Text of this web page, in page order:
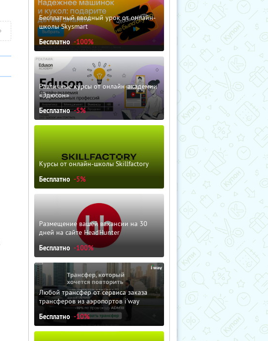
Бесплатный вводный урок от онлайн-
школы Skysmart
Бесплатно -100%
Различные курсы от онлайн-академии
«Эдюсон»
Бесплатно -5%
Курсы от онлайн-школы Skillfactory
Бесплатно -5%
Размещение вашей вакансии на 30
дней на сайте HeadHunter
Бесплатно -100%
Любой трансфер от сервиса заказа
трансферов из аэропортов i'way
Бесплатно -10%